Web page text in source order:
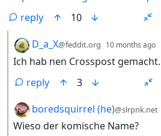
reply
10
by
D_a_X@feddit.org 10 months ago
Ich hab nen Crosspost gemacht.
reply
3
by
boredsquirrel (he)@slrpnk.net
Wieso der komische Name?